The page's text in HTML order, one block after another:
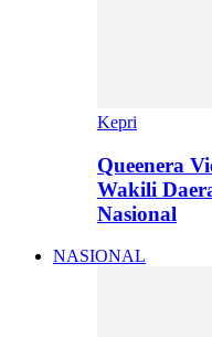
Kepri
Queenera
Wakili
Nasional
NASIONAL